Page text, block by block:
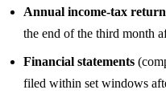
Annual income-tax return
the end of the third month
Financial statements
filed within set windows